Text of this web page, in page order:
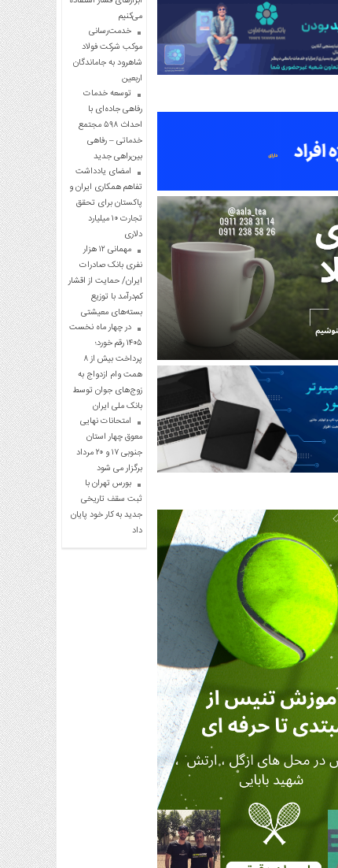
می‌کنیم
خدمت‌رسانی
موکب شرکت فولاد
شاهرود به جاماندگان
اربعین
توسعه خدمات
رفاهی جاده‌ای با
احداث ۵۹۸ مجتمع
خدماتی – رفاهی
بین‌راهی جدید
امضای یادداشت
تفاهم همکاری ایران و
پاکستان برای تحقق
تجارت ۱۰ میلیارد
دلاری
مهمانی ۱۲ هزار
نفری بانک صادرات
ایران/ حمایت از اقشار
کم‌درآمد با توزیع
بسته‌های معیشتی
در چهار ماه نخست
۱۴۰۵ رقم خورد؛
پرداخت بیش از ۸
همت وام ازدواج به
زوج‌های جوان توسط
بانک ملی ایران
امتحانات نهایی
معوق چهار استان
جنوبی ۱۷ و ۲۰ مرداد
برگزار می شود
بورس تهران با
ثبت سقف تاریخی
جدید به کار خود پایان
داد